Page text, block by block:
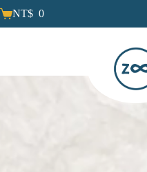
NT$ 0